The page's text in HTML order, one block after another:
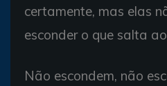
certamente, mas elas
esconder o que salta
Não escondem, não